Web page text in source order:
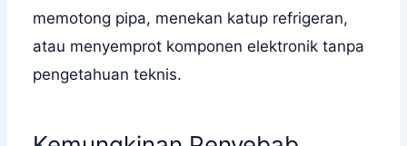
memotong pipa, menekan katup refrigeran,
atau menyemprot komponen elektronik tanpa
pengetahuan teknis.